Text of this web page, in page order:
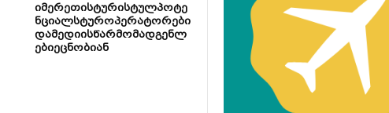
იმერეთისტურისტულპოტე
ნციალსტუროპერატორები
დამედიისწარმომადგენლ
ებიეცნობიან